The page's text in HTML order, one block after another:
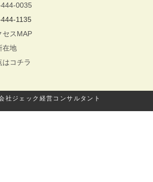
0035
1135
セスMAP
在地
はコチラ
社ジェック経営コンサルタント